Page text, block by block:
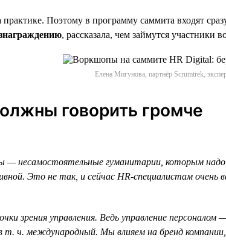
Поэтому в программу саммита входят
, рассказала, чем займутся
Елена Мигунова, партнёр Scrumtrek,
говорить громче
— несамостоятельные гуманитарии, которым
Это не так, и сейчас HR-специалистам очень
зрения управления. Ведь управление
т. ч. международный. Мы влияем на бренд